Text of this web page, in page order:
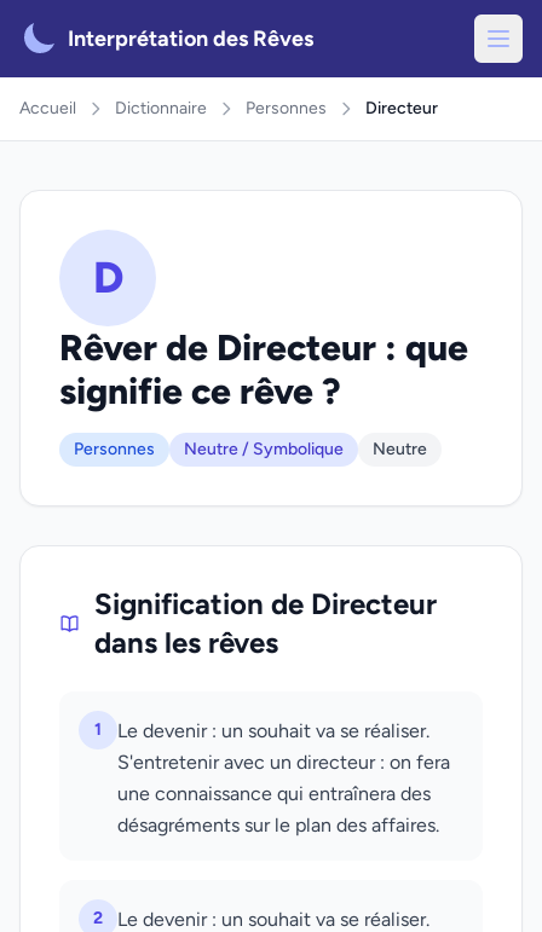
Interprétation des Rêves
Accueil Dictionnaire Personnes Directeur
D
Rêver de Directeur : que
signifie ce rêve ?
Personnes Neutre / Symbolique Neutre
Signification de Directeur
dans les rêves
1
Le devenir : un souhait va se réaliser.
S'entretenir avec un directeur : on fera
une connaissance qui entraînera des
désagréments sur le plan des affaires.
2 Le devenir : un souhait va se réaliser.